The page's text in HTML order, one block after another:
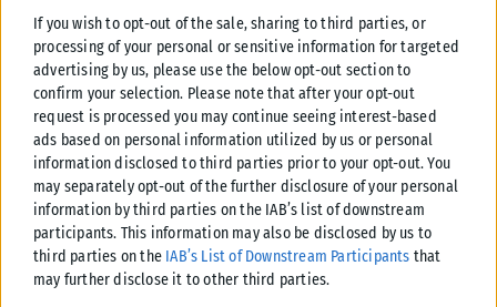
If you wish to opt-out of the sale, sharing to third parties, or
processing of your personal or sensitive information for targeted
advertising by us, please use the below opt-out section to
confirm your selection. Please note that after your opt-out
request is processed you may continue seeing interest-based
ads based on personal information utilized by us or personal
information disclosed to third parties prior to your opt-out. You
may separately opt-out of the further disclosure of your personal
information by third parties on the IAB’s list of downstream
participants. This information may also be disclosed by us to
third parties on the IAB’s List of Downstream Participants that
may further disclose it to other third parties.
Χατζηδάκης: Στον κάλαθο των αχρήστων οι αμφισβητήσεις
για το καλώδιο της ηλεκτρικής διασύνδεσης Ελλάδας-Κύπρου
Ο Κωστής Χατζηδάκης αναφέρθηκε στη συμφωνία ΑΔΜΗΕ και
Meridiam για την ηλεκτρική διασύνδεση Ελλάδας-Κύπρου, απαντώντας
στις προηγούμενες αμφισβητήσεις. «Η Κυβέρνηση...
ΑΝΑΡΤΉΘΗΚΕ ΑΠΌ KARFITSANEWS 06/08/2026